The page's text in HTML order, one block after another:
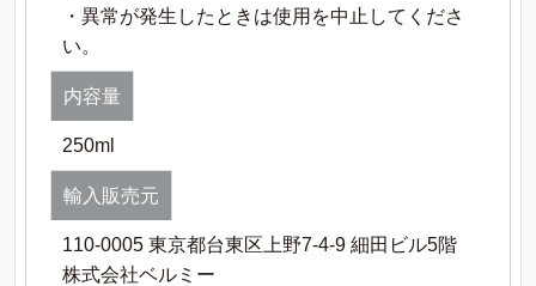
・異常が発生したときは使用を中止してくださ
い。
内容量
250ml
輸入販売元
110-0005 東京都台東区上野7-4-9 細田ビル5階
株式会社ベルミー